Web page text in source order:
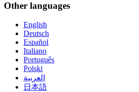
Other languages
English
Deutsch
Español
Italiano
Português
Polski
العربية
日本語